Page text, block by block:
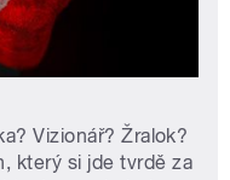
Vizionář? Žralok?
který si jde tvrdě za